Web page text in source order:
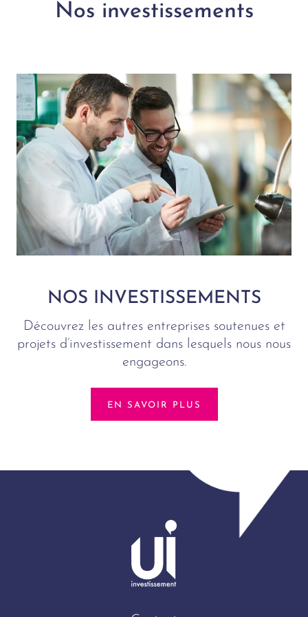
Nos investissements
NOS INVESTISSEMENTS
Découvrez les autres entreprises soutenues et
projets d’investissement dans lesquels nous nous
engageons.
EN SAVOIR PLUS